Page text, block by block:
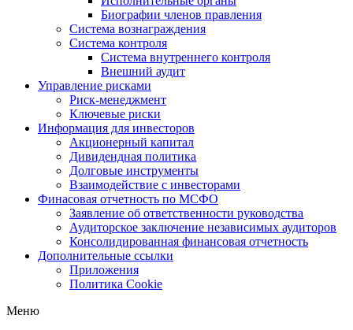
Биографии членов правления
Система вознаграждения
Система контроля
Система внутреннего контроля
Внешний аудит
Управление рисками
Риск-менеджмент
Ключевые риски
Информация для инвесторов
Акционерный капитал
Дивидендная политика
Долговые инструменты
Взаимодействие с инвеcторами
Финасовая отчетность по МСФО
Заявление об ответственности руководства
Аудиторское заключение независимых аудиторов
Консолидированная финансовая отчетность
Дополнительные ссылки
Приложения
Политика Cookie
Меню